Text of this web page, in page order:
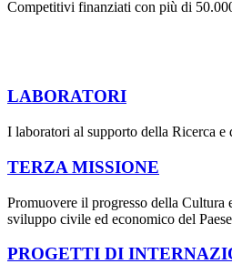
Competitivi finanziati con più di
LABORATORI
I laboratori al supporto della Ricerca e
TERZA MISSIONE
Promuovere il progresso della Cultura
sviluppo civile ed economico del Paese
PROGETTI DI